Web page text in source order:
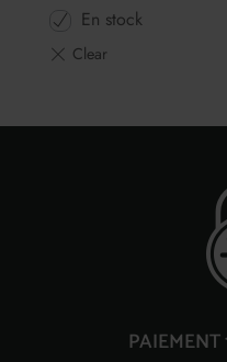
En stock
PAIEMENT